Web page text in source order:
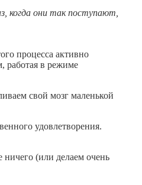
когда они так поступают,
процесса активно
работая в режиме
свой мозг маленькой
удовлетворения.
(или делаем очень